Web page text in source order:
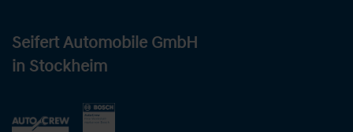
Seifert Automobile GmbH
in Stockheim